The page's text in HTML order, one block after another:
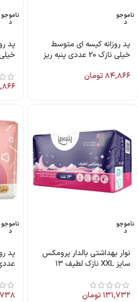
ناموجو
د
پد روزانه کیسه ای متوسط
خیلی نازک 20 عددی پنبه ریز
۸۴,۸۶۶تومان
ناموجو
د
پد
خیلی نازک
ناموجو
د
نوار بهداشتی بالدار پرومکس
سایز XXL نازک لطیف ۱۳
۱۳۱,۷۳۲تومان
ناموجو
د